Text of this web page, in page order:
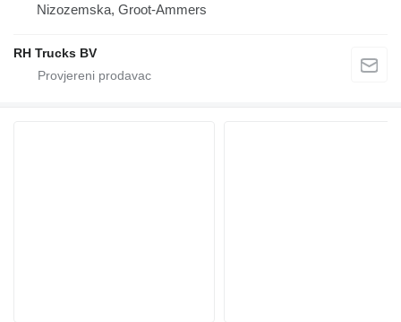
Nizozemska, Groot-Ammers
RH Trucks BV